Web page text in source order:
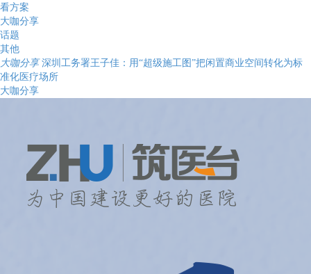
看方案
大咖分享
话题
其他
大咖分享深圳工务署王子佳：用“超级施工图”把闲置商业空间转化为标
准化医疗场所
大咖分享